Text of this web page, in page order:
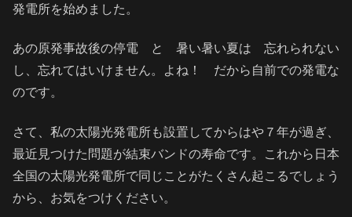
発電所を始めました。
あの原発事故後の停電 と 暑い暑い夏は 忘れられない
し、忘れてはいけません。よね！ だから自前での発電な
のです。
さて、私の太陽光発電所も設置してからはや７年が過ぎ、
最近見つけた問題が結束バンドの寿命です。これから日本
全国の太陽光発電所で同じことがたくさん起こるでしょう
から、お気をつけください。